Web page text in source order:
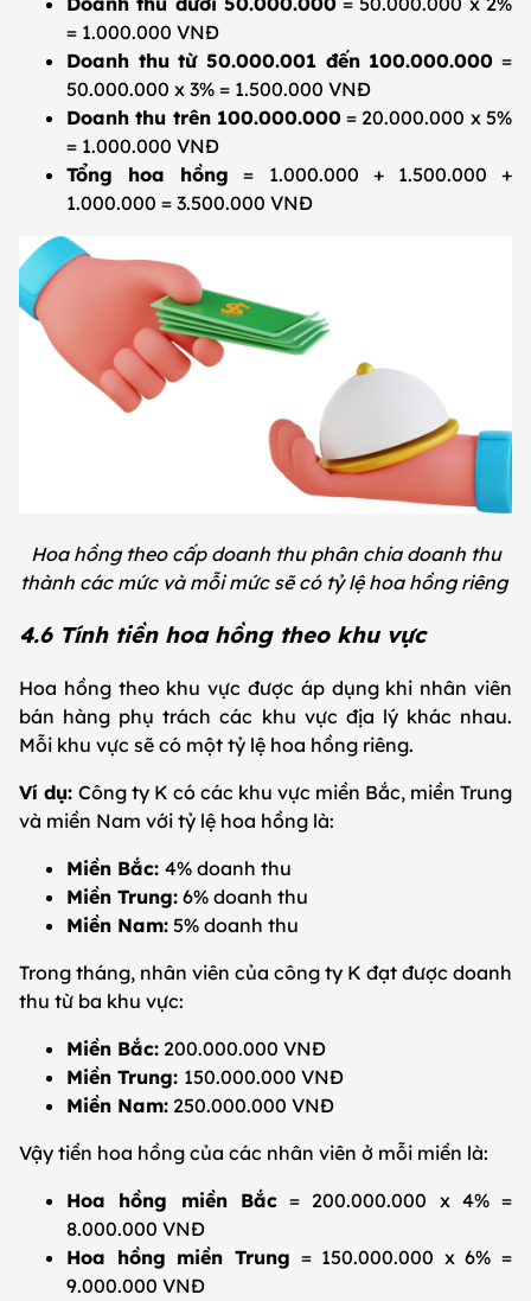
= 1.000.000 VNĐ
Doanh thu từ 50.000.001 đến 100.000.000 =
50.000.000 x 3% = 1.500.000 VNĐ
Doanh thu trên 100.000.000= 20.000.000 x 5%
= 1.000.000 VNĐ
Tổng hoa hồng = 1.000.000 + 1.500.000 +
1.000.000 = 3.500.000 VNĐ
Hoa hồng theo cấp doanh thu phân chia doanh thu
thành các mức và mỗi mức sẽ có tỷ lệ hoa hồng riêng
4.6 Tính tiền hoa hồng theo khu vực
Hoa hồng theo khu vực được áp dụng khi nhân viên
bán hàng phụ trách các khu vực địa lý khác nhau.
Mỗi khu vực sẽ có một tỷ lệ hoa hồng riêng.
Ví dụ: Công ty K có các khu vực miền Bắc, miền Trung
và miền Nam với tỷ lệ hoa hồng là:
Miền Bắc: 4% doanh thu
Miền Trung: 6% doanh thu
Miền Nam: 5% doanh thu
Trong tháng, nhân viên của công ty K đạt được doanh
thu từ ba khu vực:
Miền Bắc: 200.000.000 VNĐ
Miền Trung: 150.000.000 VNĐ
Miền Nam: 250.000.000 VNĐ
Vậy tiền hoa hồng của các nhân viên ở mỗi miền là:
Hoa hồng miền Bắc= 200.000.000 x 4% =
8.000.000 VNĐ
Hoa hồng miền Trung = 150.000.000 x 6% =
9.000.000 VNĐ